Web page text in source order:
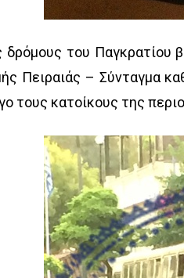
δρόμους του Παγκρατίου
Πειραιάς – Σύνταγμα
τους κατοίκους της